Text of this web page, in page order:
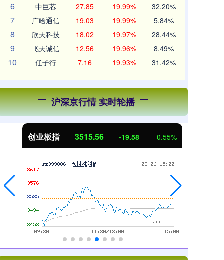
6 中巨芯 27.85 19.99% 32.20%
7 广哈通信 19.03 19.99% 5.84%
8 欣天科技 18.02 19.97% 28.44%
9 飞天诚信 12.56 19.96% 8.49%
10 任子行 7.16 19.93% 31.42%
沪深京行情 实时轮播
创业板指 3515.56 -19.58 -0.55%